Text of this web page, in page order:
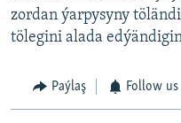
zordan ýarpysyny
tölegini alada
Paýlaş Follow us